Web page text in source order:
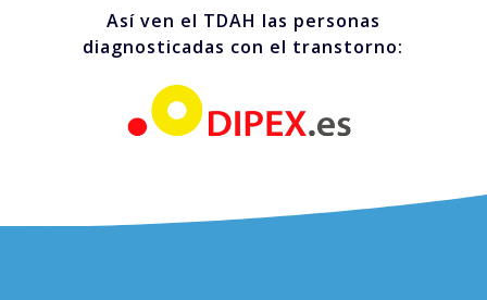
Así ven el TDAH las personas
diagnosticadas con el transtorno: